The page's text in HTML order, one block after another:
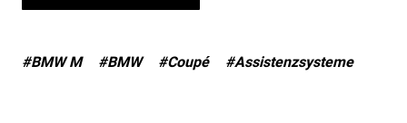
#BMW M #BMW #Coupé #Assistenzsysteme